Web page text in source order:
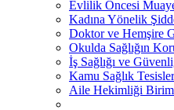
Evlilik Öncesi
Kadına Yönelik
Doktor ve Hemşire
Okulda Sağlığın
İş Sağlığı ve
Kamu Sağlık
Aile Hekimliği